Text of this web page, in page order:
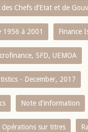
Chefs d’Etat et de
1956 à 2001 Finance
SFD, UEMOA
- December, 2017
Note d'information
Opérations sur titres